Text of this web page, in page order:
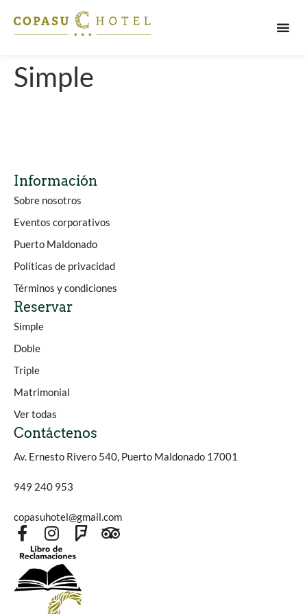
Simple
Información
Sobre nosotros
Eventos corporativos
Puerto Maldonado
Políticas de privacidad
Términos y condiciones
Reservar
Simple
Doble
Triple
Matrimonial
Ver todas
Contáctenos
Av. Ernesto Rivero 540, Puerto Maldonado 17001
949 240 953
copasuhotel@gmail.com